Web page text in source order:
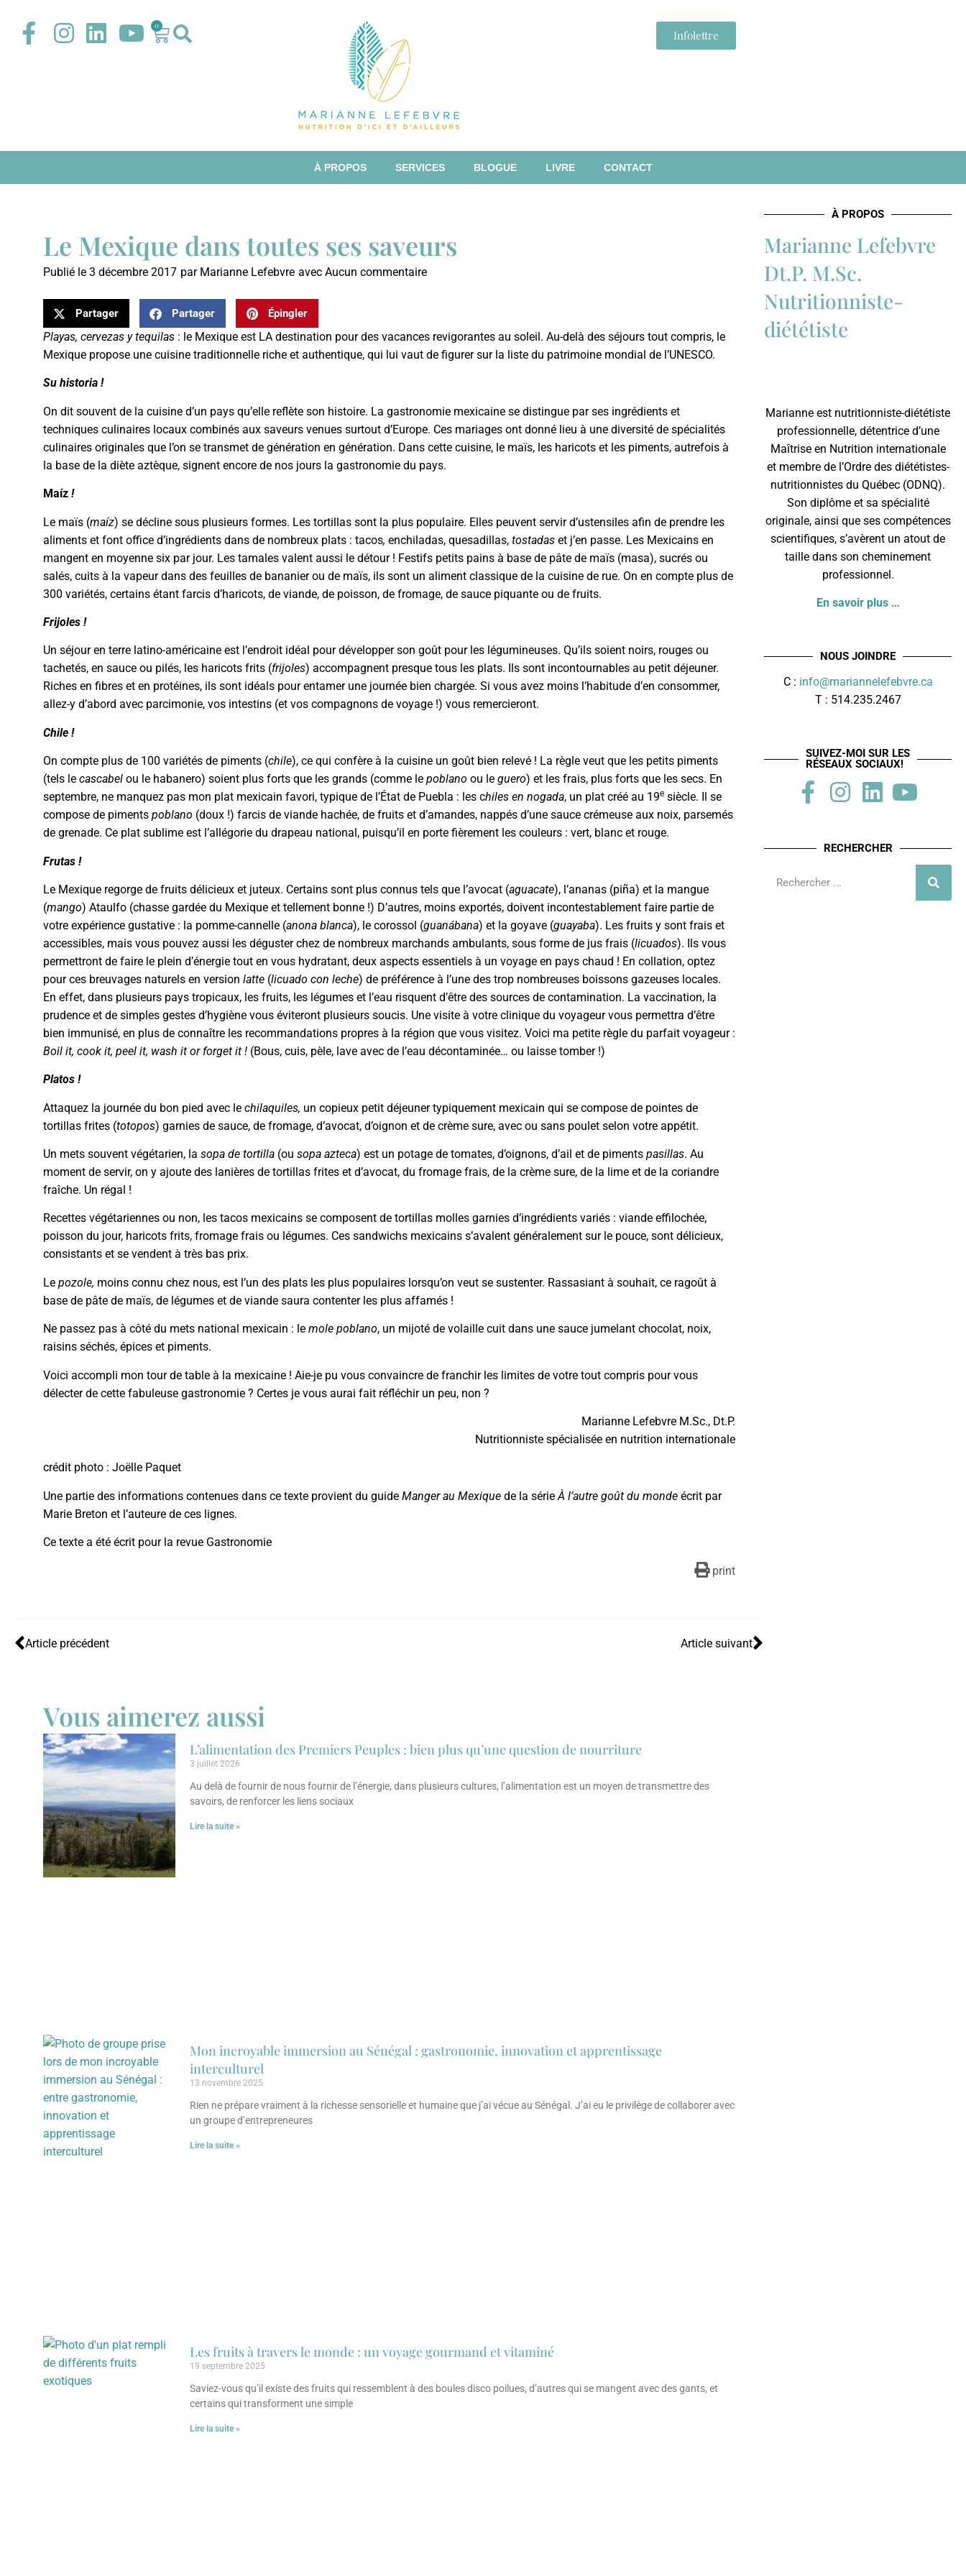
0
Infolettre
À PROPOS SERVICES BLOGUE LIVRE CONTACT
Le Mexique dans toutes ses saveurs
Publié le 3 décembre 2017 par Marianne Lefebvre avec Aucun commentaire
Partager Partager Épingler
Playas, cervezas y tequilas : le Mexique est LA destination pour des vacances revigorantes au soleil. Au-delà des séjours tout compris, le
Mexique propose une cuisine traditionnelle riche et authentique, qui lui vaut de figurer sur la liste du patrimoine mondial de l’UNESCO.
Su historia !
On dit souvent de la cuisine d’un pays qu’elle reflète son histoire. La gastronomie mexicaine se distingue par ses ingrédients et
techniques culinaires locaux combinés aux saveurs venues surtout d’Europe. Ces mariages ont donné lieu à une diversité de spécialités
culinaires originales que l’on se transmet de génération en génération. Dans cette cuisine, le maïs, les haricots et les piments, autrefois à
la base de la diète aztèque, signent encore de nos jours la gastronomie du pays.
Maíz !
Le maïs (maíz) se décline sous plusieurs formes. Les tortillas sont la plus populaire. Elles peuvent servir d’ustensiles afin de prendre les
aliments et font office d’ingrédients dans de nombreux plats : tacos, enchiladas, quesadillas, tostadas et j’en passe. Les Mexicains en
mangent en moyenne six par jour. Les tamales valent aussi le détour ! Festifs petits pains à base de pâte de maïs (masa), sucrés ou
salés, cuits à la vapeur dans des feuilles de bananier ou de maïs, ils sont un aliment classique de la cuisine de rue. On en compte plus de
300 variétés, certains étant farcis d’haricots, de viande, de poisson, de fromage, de sauce piquante ou de fruits.
Frijoles !
Un séjour en terre latino-américaine est l’endroit idéal pour développer son goût pour les légumineuses. Qu’ils soient noirs, rouges ou
tachetés, en sauce ou pilés, les haricots frits (frijoles) accompagnent presque tous les plats. Ils sont incontournables au petit déjeuner.
Riches en fibres et en protéines, ils sont idéals pour entamer une journée bien chargée. Si vous avez moins l’habitude d’en consommer,
allez-y d’abord avec parcimonie, vos intestins (et vos compagnons de voyage !) vous remercieront.
Chile !
On compte plus de 100 variétés de piments (chile), ce qui confère à la cuisine un goût bien relevé ! La règle veut que les petits piments
(tels le cascabel ou le habanero) soient plus forts que les grands (comme le poblano ou le guero) et les frais, plus forts que les secs. En
septembre, ne manquez pas mon plat mexicain favori, typique de l’État de Puebla : les chiles en nogada, un plat créé au 19e siècle. Il se
compose de piments poblano (doux !) farcis de viande hachée, de fruits et d’amandes, nappés d’une sauce crémeuse aux noix, parsemés
de grenade. Ce plat sublime est l’allégorie du drapeau national, puisqu’il en porte fièrement les couleurs : vert, blanc et rouge.
Frutas !
Le Mexique regorge de fruits délicieux et juteux. Certains sont plus connus tels que l’avocat (aguacate), l’ananas (piña) et la mangue
(mango) Ataulfo (chasse gardée du Mexique et tellement bonne !) D’autres, moins exportés, doivent incontestablement faire partie de
votre expérience gustative : la pomme-cannelle (anona blanca), le corossol (guanábana) et la goyave (guayaba). Les fruits y sont frais et
accessibles, mais vous pouvez aussi les déguster chez de nombreux marchands ambulants, sous forme de jus frais (licuados). Ils vous
permettront de faire le plein d’énergie tout en vous hydratant, deux aspects essentiels à un voyage en pays chaud ! En collation, optez
pour ces breuvages naturels en version latte (licuado con leche) de préférence à l’une des trop nombreuses boissons gazeuses locales.
En effet, dans plusieurs pays tropicaux, les fruits, les légumes et l’eau risquent d’être des sources de contamination. La vaccination, la
prudence et de simples gestes d’hygiène vous éviteront plusieurs soucis. Une visite à votre clinique du voyageur vous permettra d’être
bien immunisé, en plus de connaître les recommandations propres à la région que vous visitez. Voici ma petite règle du parfait voyageur :
Boil it, cook it, peel it, wash it or forget it ! (Bous, cuis, pèle, lave avec de l’eau décontaminée… ou laisse tomber !)
Platos !
Attaquez la journée du bon pied avec le chilaquiles, un copieux petit déjeuner typiquement mexicain qui se compose de pointes de
tortillas frites (totopos) garnies de sauce, de fromage, d’avocat, d’oignon et de crème sure, avec ou sans poulet selon votre appétit.
Un mets souvent végétarien, la sopa de tortilla (ou sopa azteca) est un potage de tomates, d’oignons, d’ail et de piments pasillas. Au
moment de servir, on y ajoute des lanières de tortillas frites et d’avocat, du fromage frais, de la crème sure, de la lime et de la coriandre
fraîche. Un régal !
Recettes végétariennes ou non, les tacos mexicains se composent de tortillas molles garnies d’ingrédients variés : viande effilochée,
poisson du jour, haricots frits, fromage frais ou légumes. Ces sandwichs mexicains s’avalent généralement sur le pouce, sont délicieux,
consistants et se vendent à très bas prix.
Le pozole, moins connu chez nous, est l’un des plats les plus populaires lorsqu’on veut se sustenter. Rassasiant à souhait, ce ragoût à
base de pâte de maïs, de légumes et de viande saura contenter les plus affamés !
Ne passez pas à côté du mets national mexicain : le mole poblano, un mijoté de volaille cuit dans une sauce jumelant chocolat, noix,
raisins séchés, épices et piments.
Voici accompli mon tour de table à la mexicaine ! Aie-je pu vous convaincre de franchir les limites de votre tout compris pour vous
délecter de cette fabuleuse gastronomie ? Certes je vous aurai fait réfléchir un peu, non ?
Marianne Lefebvre M.Sc., Dt.P.
Nutritionniste spécialisée en nutrition internationale
crédit photo : Joëlle Paquet
Une partie des informations contenues dans ce texte provient du guide Manger au Mexique de la sérieÀ l’autre goût du monde écrit par
Marie Breton et l’auteure de ces lignes.
Ce texte a été écrit pour la revue Gastronomie
print
Article précédent Article suivant
Vous aimerez aussi
L’alimentation des Premiers Peuples : bien plus qu’une question de nourriture
3 juillet 2026
Au delà de fournir de nous fournir de l’énergie, dans plusieurs cultures, l’alimentation est un moyen de transmettre des
savoirs, de renforcer les liens sociaux
Lire la suite »
Mon incroyable immersion au Sénégal : gastronomie, innovation et apprentissage
interculturel
13 novembre 2025
Rien ne prépare vraiment à la richesse sensorielle et humaine que j’ai vécue au Sénégal. J’ai eu le privilège de collaborer avec
un groupe d’entrepreneures
Lire la suite »
Les fruits à travers le monde : un voyage gourmand et vitaminé
19 septembre 2025
Saviez-vous qu’il existe des fruits qui ressemblent à des boules disco poilues, d’autres qui se mangent avec des gants, et
certains qui transforment une simple
Lire la suite »
À PROPOS
Marianne Lefebvre
Dt.P. M.Sc.
Nutritionniste-
diététiste
Marianne est nutritionniste-diététiste
professionnelle, détentrice d’une
Maîtrise en Nutrition internationale
et membre de l’Ordre des diététistes-
nutritionnistes du Québec (ODNQ).
Son diplôme et sa spécialité
originale, ainsi que ses compétences
scientifiques, s’avèrent un atout de
taille dans son cheminement
professionnel.
En savoir plus …
NOUS JOINDRE
C : info@mariannelefebvre.ca
T : 514.235.2467
SUIVEZ-MOI SUR LES
RÉSEAUX SOCIAUX!
RECHERCHER